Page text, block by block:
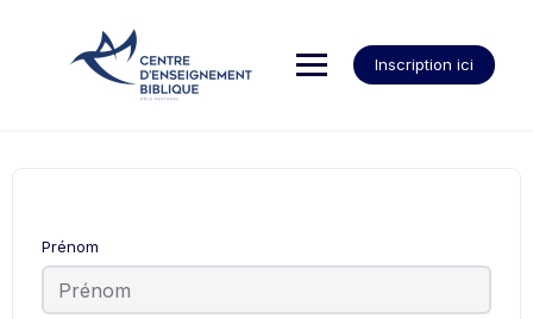
Inscription ici
Prénom